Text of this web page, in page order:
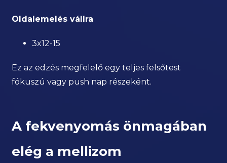
Oldalemelés vállra
3x12-15
Ez az edzés megfelelő egy teljes felsőtest
fókuszú vagy push nap részeként.
A fekvenyomás önmagában
elég a mellizom